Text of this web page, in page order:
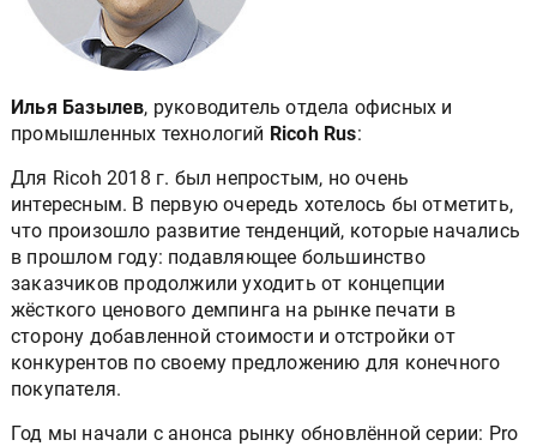
Илья Базылев, руководитель отдела офисных и
промышленных технологий Ricoh Rus:
Для Ricoh 2018 г. был непростым, но очень
интересным. В первую очередь хотелось бы отметить,
что произошло развитие тенденций, которые начались
в прошлом году: подавляющее большинство
заказчиков продолжили уходить от концепции
жёсткого ценового демпинга на рынке печати в
сторону добавленной стоимости и отстройки от
конкурентов по своему предложению для конечного
покупателя.
Год мы начали с анонса рынку обновлённой серии: Pro